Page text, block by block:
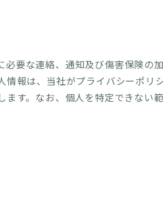
要な連絡、通知及び傷害保険の
情報は、当社がプライバシーポリ
す。なお、個人を特定できない